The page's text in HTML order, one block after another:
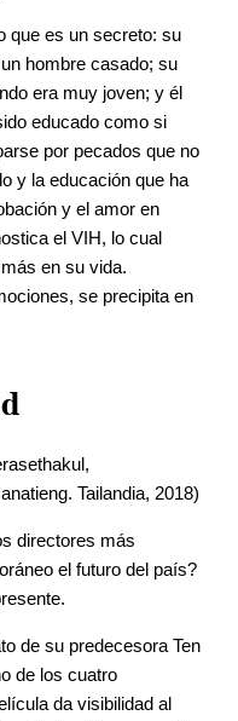
que es un secreto: su
hombre casado; su
era muy joven; y él
educado como si
por pecados que no
y la educación que ha
y el amor en
el VIH, lo cual
en su vida.
se precipita en
Tailandia, 2018)
directores más
el futuro del país?
de su predecesora Ten
de los cuatro
da visibilidad al